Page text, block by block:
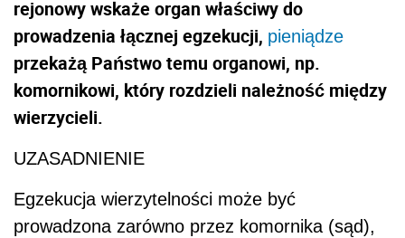
rejonowy wskaże organ właściwy do
prowadzenia łącznej egzekucji, pieniądze
przekażą Państwo temu organowi, np.
komornikowi, który rozdzieli należność między
wierzycieli.
UZASADNIENIE
Egzekucja wierzytelności może być
prowadzona zarówno przez komornika (sąd),